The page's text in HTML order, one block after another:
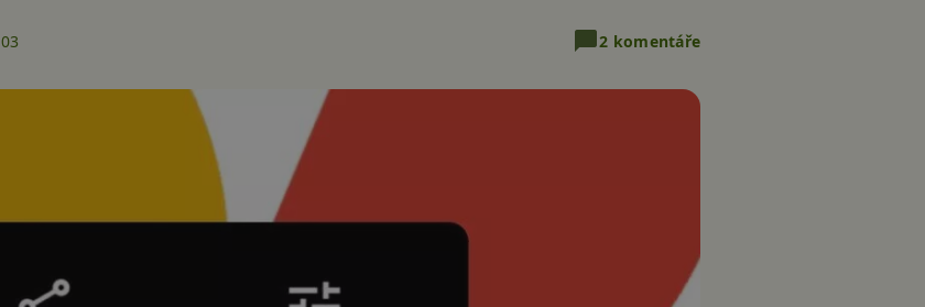
2 komentáře